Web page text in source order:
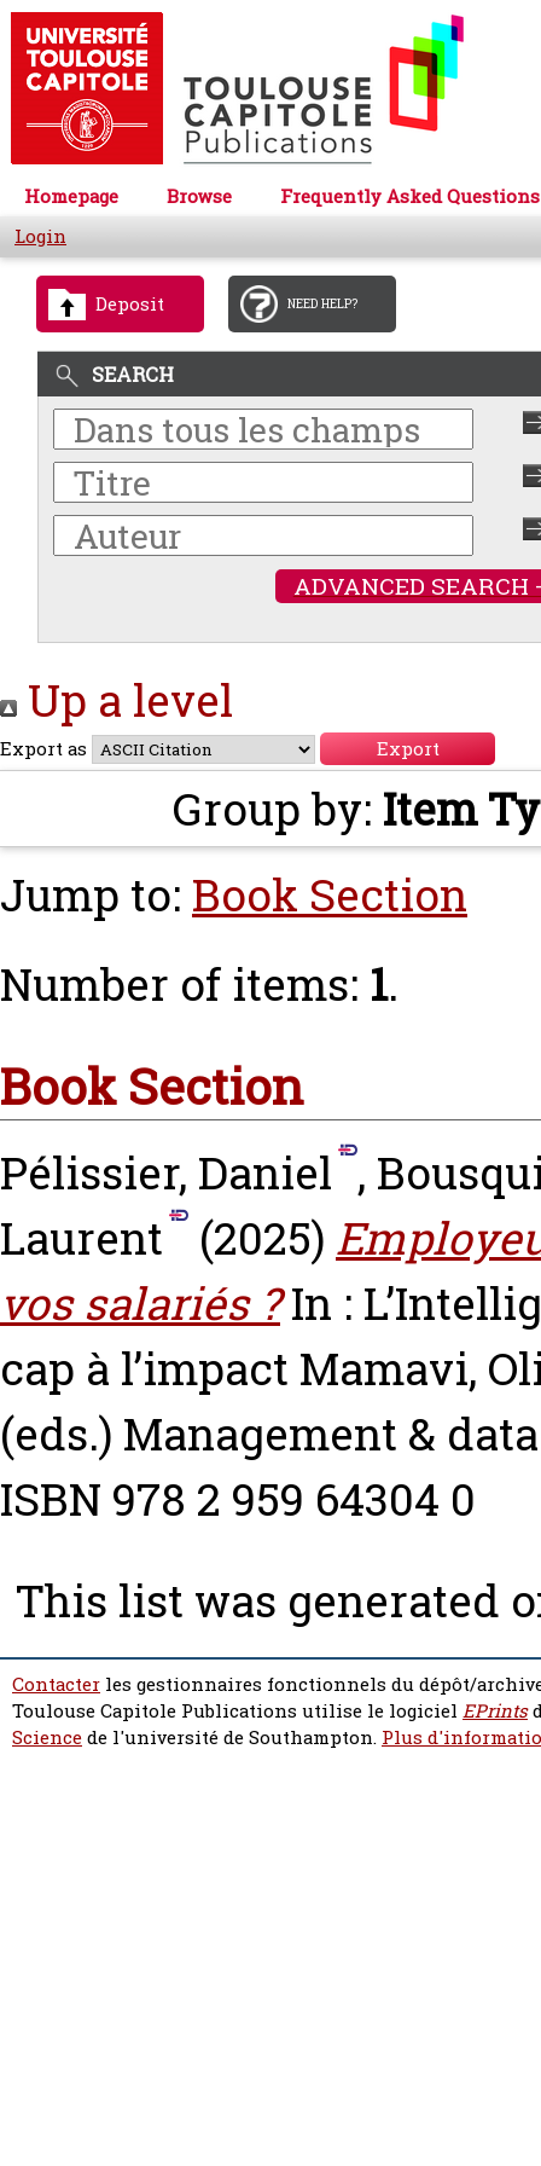
Homepage Browse
Frequently Asked Questions
Login
Deposit NEED HELP?
SEARCH
ADVANCED SEARCH
Up a level
Export as
Group by: Item
Jump to: Book Section
Number of items: 1.
Book Section
Pélissier, Daniel ,
Laurent
(2025)
vos salariés ?In :
cap à l’impact Mamavi,
(eds.) Management &
ISBN 978 2 959 64304 0
This list was generated
Contacter les gestionnaires fonctionnels du dépôt/
Toulouse Capitole Publications utilise le logiciel EPrints
Sciencede l'université de Southampton. Plus